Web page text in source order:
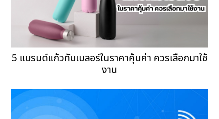
5 แบรนด์แก้วทัมเบลอร์ในราคาคุ้มค่า ควรเลือกมาใช้
งาน